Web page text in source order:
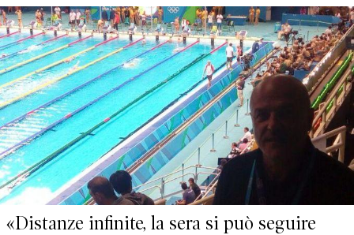
«Distanze infinite, la sera si può seguire